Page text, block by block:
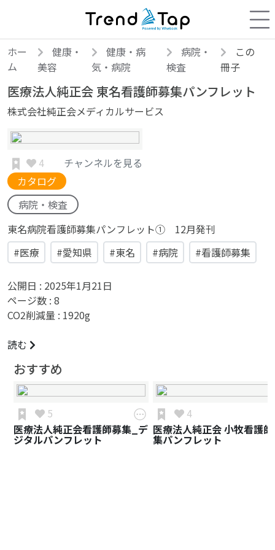
ホー
ム
健康・
美容
健康・病
気・病院
病院・
検査
この
冊子
医療法人純正会 東名看護師募集パンフレット
株式会社純正会メディカルサービス
4
チャンネルを見る
カタログ
病院・検査
東名病院看護師募集パンフレット① 12月発刊
#医療
#愛知県 #東名 #病院 #看護師募集
公開日 : 2025年1月21日
ページ数 : 8
CO2削減量 : 1920g
読む
おすすめ
5
医療法人純正会看護師募集_デ
ジタルパンフレット
4
医療法人純正会 小牧看護
集パンフレット